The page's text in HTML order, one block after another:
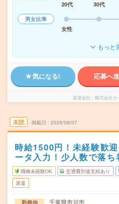
20代
30代
男女比率
女性
もっと
気になる! 応募へ
派遣会社 株式会社カ
未読 掲載日 2026/08/07
時給1500円！未経験歓
ータ入力！少人数で落
職種未経験OK 交通費別途支給あり
派遣
勤務地
千葉県市川市